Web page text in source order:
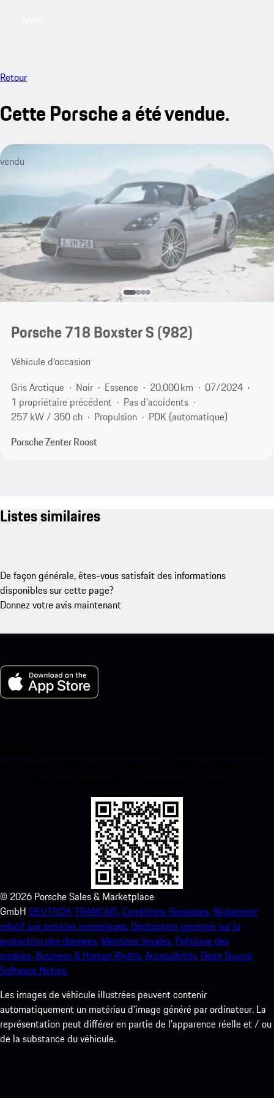
Retour
Cette Porsche a été vendue.
vendu
Porsche 718 Boxster S(982)
Véhicule d'occasion
Gris Arctique
Noir Essence 20.000 km
07/2024
1 propriétaire précédent
Pas d'accidents
257 kW / 350 ch
Propulsion
PDK (automatique)
Porsche Zenter Roost
Listes similaires
De façon générale, êtes-vous satisfait des informations
disponibles sur cette page?
Donnez votre avis maintenant
© 2026 Porsche Sales & Marketplace
GmbH DEUTSCH. FRANCAIS.Conditions Générales. Règlement
relatif aux services numériques. Déclaration générale sur la
protection des données. Mentions légales. Politique des
cookies. Business & Human Rights.Accessibility.Open Source
Software Notice.
Les images de véhicule illustrées peuvent contenir
automatiquement un matériau d'image généré par ordinateur. La
représentation peut différer en partie de l'apparence réelle et / ou
de la substance du véhicule.